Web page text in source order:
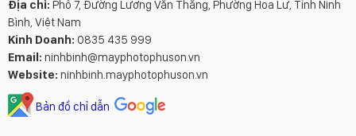
Địa chỉ: Phố 7, Đường Lương Văn Thăng, Phường Hoa Lư, Tỉnh Ninh
Bình, Việt Nam
Kinh Doanh: 0835 435 999
Email: ninhbinh@mayphotophuson.vn
Website: ninhbinh.mayphotophuson.vn
Bản đồ chỉ dẫn